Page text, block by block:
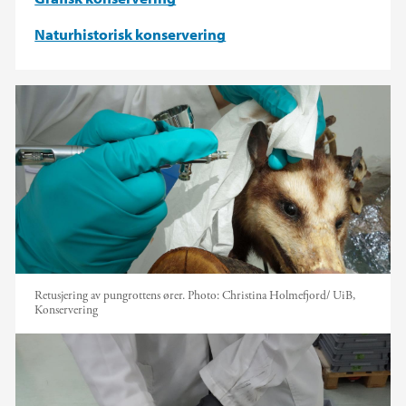
Naturhistorisk konservering
Retusjering av pungrottens ører. Photo:Christina Holmefjord/ UiB,
Konservering